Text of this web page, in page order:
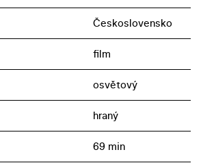
Československo
film
osvětový
hraný
69 min